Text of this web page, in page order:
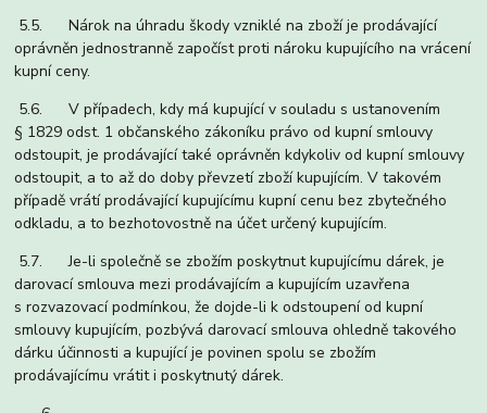
5.5. Nárok na úhradu škody vzniklé na zboží je prodávající
oprávněn jednostranně započíst proti nároku kupujícího na vrácení
kupní ceny.
5.6. V případech, kdy má kupující v souladu s ustanovením
§ 1829 odst. 1 občanského zákoníku právo od kupní smlouvy
odstoupit, je prodávající také oprávněn kdykoliv od kupní smlouvy
odstoupit, a to až do doby převzetí zboží kupujícím. V takovém
případě vrátí prodávající kupujícímu kupní cenu bez zbytečného
odkladu, a to bezhotovostně na účet určený kupujícím.
5.7. Je-li společně se zbožím poskytnut kupujícímu dárek, je
darovací smlouva mezi prodávajícím a kupujícím uzavřena
s rozvazovací podmínkou, že dojde-li k odstoupení od kupní
smlouvy kupujícím, pozbývá darovací smlouva ohledně takového
dárku účinnosti a kupující je povinen spolu se zbožím
prodávajícímu vrátit i poskytnutý dárek.